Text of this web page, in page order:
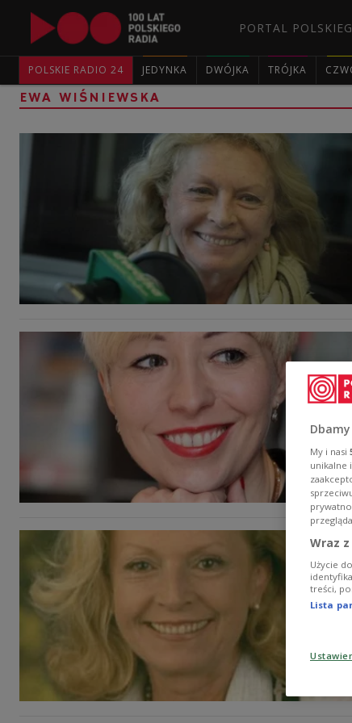
PORTAL
POLSKIE RADIO 24 JEDYNKA DWÓJKA TRÓJKA
EWA WIŚNIEWSKA
My i nasi
unikalne
Wraz
Użycie
treści,
Lista